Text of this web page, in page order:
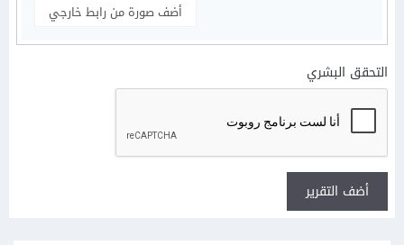
أضف صورة من رابط خارجي
التحقق البشري
أضف التقرير